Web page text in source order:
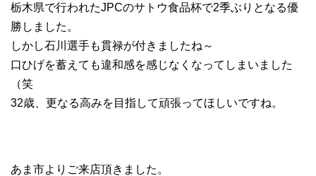
栃木県で行われたJPCのサトウ食品杯で2季ぶりとなる優
勝しました。
しかし石川選手も貫禄が付きましたね～
口ひげを蓄えても違和感を感じなくなってしまいました
（笑
32歳、更なる高みを目指して頑張ってほしいですね。
あま市よりご来店頂きました。